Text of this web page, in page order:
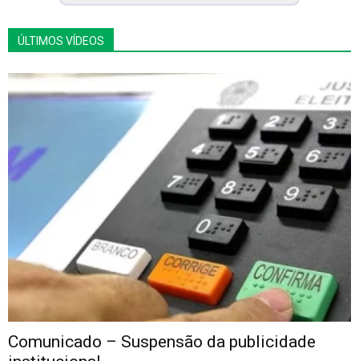
ÚLTIMOS VÍDEOS
Comunicado – Suspensão da publicidade